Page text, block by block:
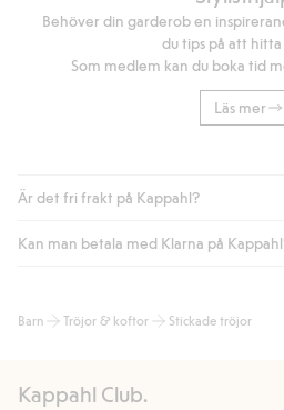
Behöver din garderob en
du tips på att
Som medlem kan du boka tid
Läs mer
Är det fri frakt på Kappahl?
Är du medlem i Kappahl Club har du
automatik efter du loggat in och
handlar för.
Kan man betala med Klarna på
bland annat faktura och swish men
allmänna villkor.
Barn Tröjor & koftor Stickade tröjor
Kappahl Club.